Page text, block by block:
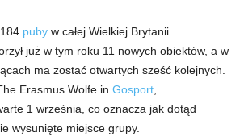
puby w całej Wielkiej Brytanii
już w tym roku 11 nowych obiektów, a w
ma zostać otwartych sześć kolejnych.
Erasmus Wolfe in Gosport
1 września, co oznacza jak dotąd
wysunięte miejsce grupy.